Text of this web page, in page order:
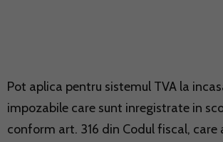
Pot aplica pentru sistemul TVA la
impozabile care sunt inregistrate in
conform art. 316 din Codul fiscal, care